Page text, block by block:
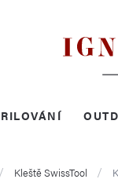
Kleště SwissTool